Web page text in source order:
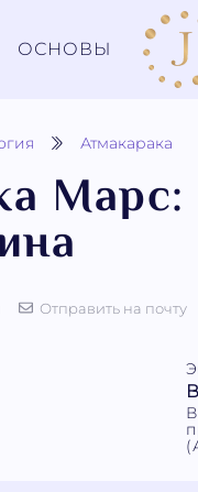
ОСНОВЫ
Атмакарака
Отправить на почту